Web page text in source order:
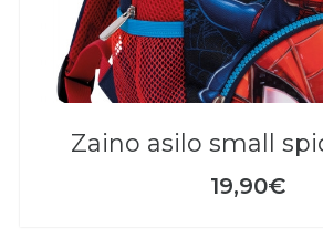
zaino asilo small
19,90€